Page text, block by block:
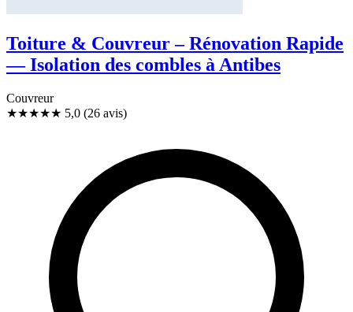
Toiture & Couvreur – Rénovation Rapide
— Isolation des combles à Antibes
Couvreur
★★★★★ 5,0 (26 avis)